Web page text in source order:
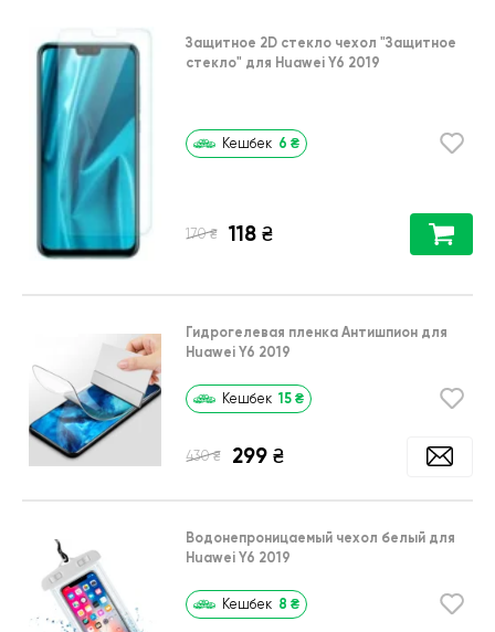
Защитное 2D стекло чехол "Защитное
стекло" для Huawei Y6 2019
Кешбек 6 ₴
170 ₴ 118 ₴
Гидрогелевая пленка Антишпион для
Huawei Y6 2019
Кешбек 15 ₴
430 ₴ 299 ₴
Водонепроницаемый чехол белый для
Huawei Y6 2019
Кешбек 8 ₴